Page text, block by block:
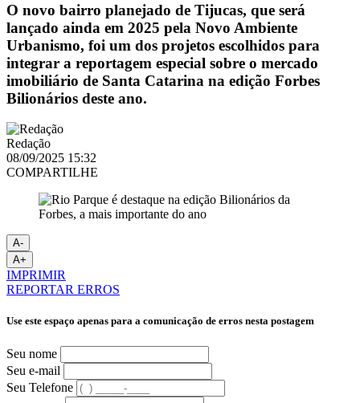
O novo bairro planejado de Tijucas, que será
lançado ainda em 2025 pela Novo Ambiente
Urbanismo, foi um dos projetos escolhidos para
integrar a reportagem especial sobre o mercado
imobiliário de Santa Catarina na edição Forbes
Bilionários deste ano.
Redação
08/09/2025 15:32
COMPARTILHE
A-
A+
IMPRIMIR
REPORTAR ERROS
Use este espaço apenas para a comunicação de erros nesta postagem
Seu nome
Seu e-mail
Seu Telefone